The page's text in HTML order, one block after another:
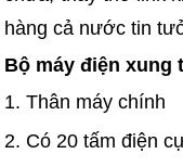
hàng cả nước tin
Bộ máy điện xung
1. Thân máy chính
2. Có 20 tấm điện